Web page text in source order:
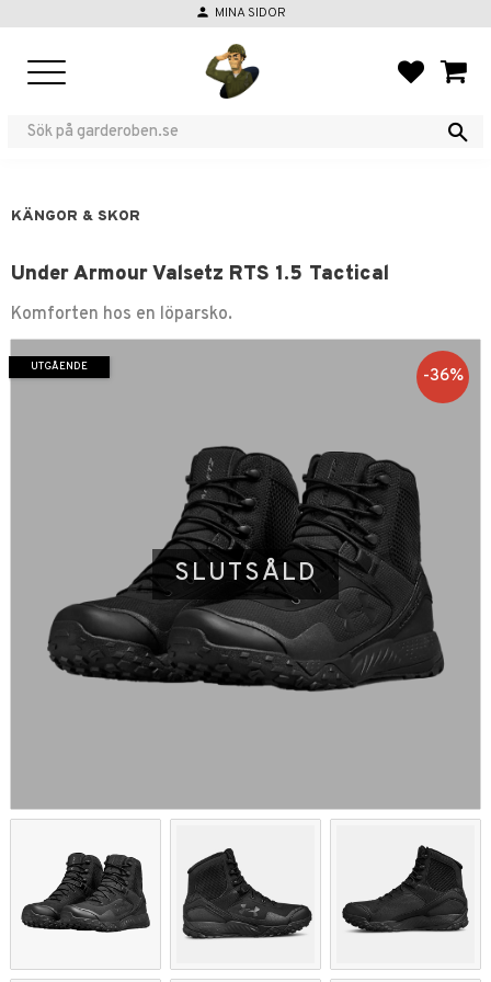
person MINA SIDOR
KÄNGOR & SKOR
Under Armour Valsetz RTS 1.5 Tactical
Komforten hos en löparsko.
SLUTSÅLD
36%
UTGÅENDE